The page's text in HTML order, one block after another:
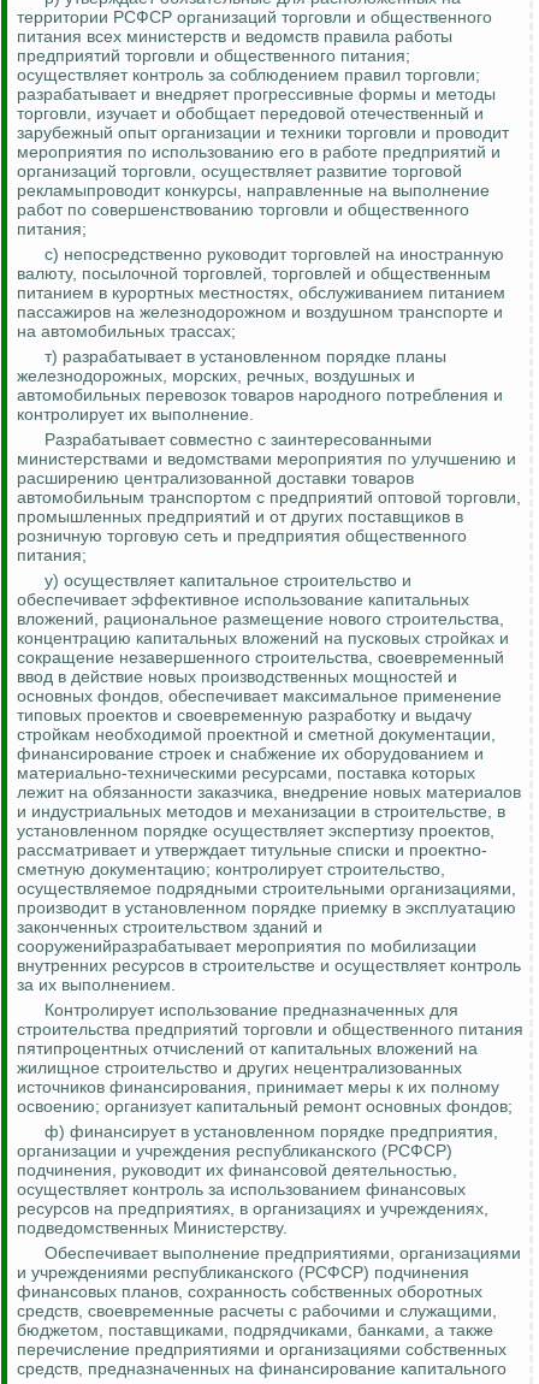
территории РСФСР организаций торговли и общественного
питания всех министерств и ведомств правила работы
предприятий торговли и общественного питания;
осуществляет контроль за соблюдением правил торговли;
разрабатывает и внедряет прогрессивные формы и методы
торговли, изучает и обобщает передовой отечественный и
зарубежный опыт организации и техники торговли и проводит
мероприятия по использованию его в работе предприятий и
организаций торговли, осуществляет развитие торговой
рекламыпроводит конкурсы, направленные на выполнение
работ по совершенствованию торговли и общественного
питания;
с) непосредственно руководит торговлей на иностранную
валюту, посылочной торговлей, торговлей и общественным
питанием в курортных местностях, обслуживанием питанием
пассажиров на железнодорожном и воздушном транспорте и
на автомобильных трассах;
т) разрабатывает в установленном порядке планы
железнодорожных, морских, речных, воздушных и
автомобильных перевозок товаров народного потребления и
контролирует их выполнение.
Разрабатывает совместно с заинтересованными
министерствами и ведомствами мероприятия по улучшению и
расширению централизованной доставки товаров
автомобильным транспортом с предприятий оптовой торговли,
промышленных предприятий и от других поставщиков в
розничную торговую сеть и предприятия общественного
питания;
у) осуществляет капитальное строительство и
обеспечивает эффективное использование капитальных
вложений, рациональное размещение нового строительства,
концентрацию капитальных вложений на пусковых стройках и
сокращение незавершенного строительства, своевременный
ввод в действие новых производственных мощностей и
основных фондов, обеспечивает максимальное применение
типовых проектов и своевременную разработку и выдачу
стройкам необходимой проектной и сметной документации,
финансирование строек и снабжение их оборудованием и
материально-техническими ресурсами, поставка которых
лежит на обязанности заказчика, внедрение новых материалов
и индустриальных методов и механизации в строительстве, в
установленном порядке осуществляет экспертизу проектов,
рассматривает и утверждает титульные списки и проектно-
сметную документацию; контролирует строительство,
осуществляемое подрядными строительными организациями,
производит в установленном порядке приемку в эксплуатацию
законченных строительством зданий и
сооруженийразрабатывает мероприятия по мобилизации
внутренних ресурсов в строительстве и осуществляет контроль
за их выполнением.
Контролирует использование предназначенных для
строительства предприятий торговли и общественного питания
пятипроцентных отчислений от капитальных вложений на
жилищное строительство и других нецентрализованных
источников финансирования, принимает меры к их полному
освоению; организует капитальный ремонт основных фондов;
ф) финансирует в установленном порядке предприятия,
организации и учреждения республиканского (РСФСР)
подчинения, руководит их финансовой деятельностью,
осуществляет контроль за использованием финансовых
ресурсов на предприятиях, в организациях и учреждениях,
подведомственных Министерству.
Обеспечивает выполнение предприятиями, организациями
и учреждениями республиканского (РСФСР) подчинения
финансовых планов, сохранность собственных оборотных
средств, своевременные расчеты с рабочими и служащими,
бюджетом, поставщиками, подрядчиками, банками, а также
перечисление предприятиями и организациями собственных
средств, предназначенных на финансирование капитального